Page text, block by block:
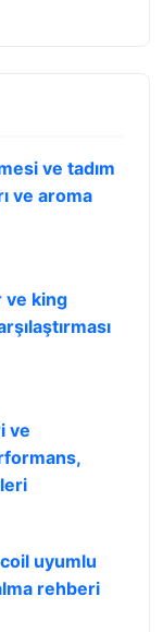
ve tadım
ve aroma
ve king
ve
uyumlu
rehberi